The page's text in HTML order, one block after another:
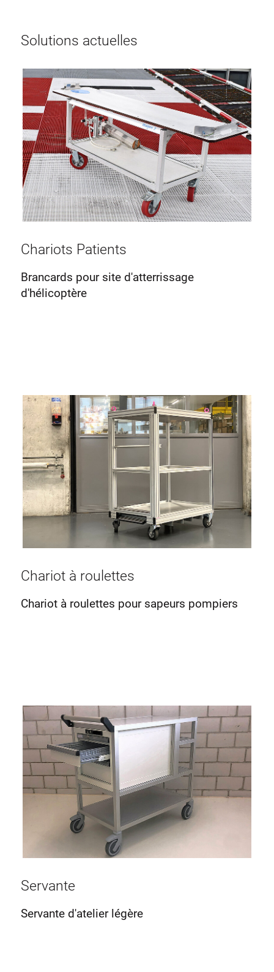
Solutions actuelles
Chariots Patients
Brancards pour site d'atterrissage
d'hélicoptère
Chariot à roulettes
Chariot à roulettes pour sapeurs pompiers
Servante
Servante d'atelier légère